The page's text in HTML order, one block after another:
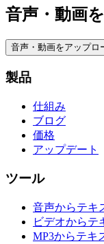
音声・動画
音声・動画をアップロ
製品
仕組み
ブログ
価格
アップデート
ツール
音声からテキ
ビデオからテ
MP3からテキ